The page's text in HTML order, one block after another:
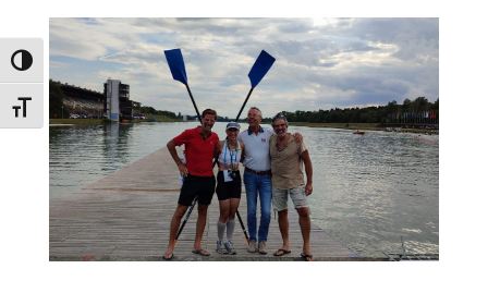
Umschalten auf hohe Kontraste
Schrift vergrößern